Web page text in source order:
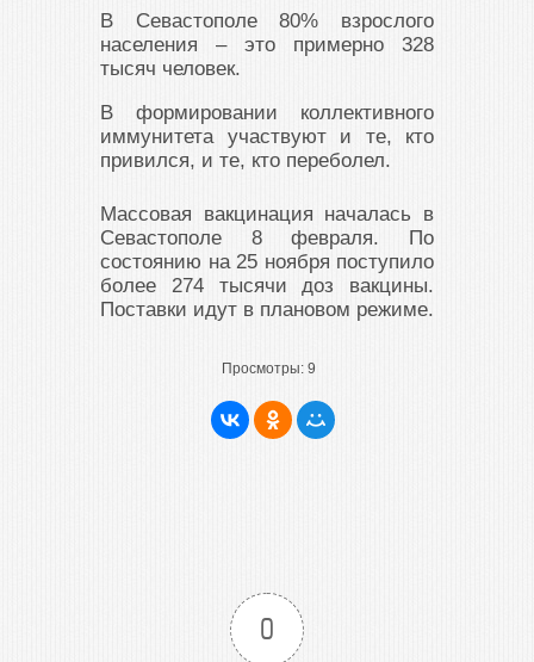
В Севастополе 80% взрослого
населения – это примерно 328
тысяч человек.
В формировании коллективного
иммунитета участвуют и те, кто
привился, и те, кто переболел.
Массовая вакцинация началась в
Севастополе 8 февраля. По
состоянию на 25 ноября поступило
более 274 тысячи доз вакцины.
Поставки идут в плановом режиме.
Просмотры: 9
0